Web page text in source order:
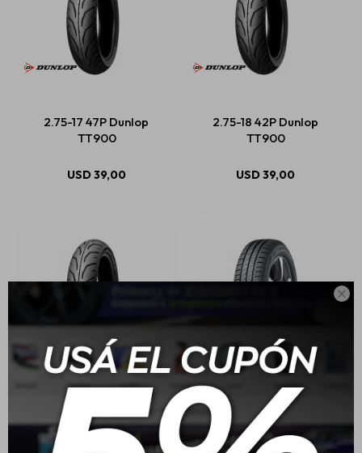

2.75-17 47P Dunlop
TT900
USD39,00
2.75-18 42P Dunlop
TT900
USD39,00
3.00-18 47S Dunlop
175/70 R13 82T Dunlop R1
BR
USD86,00